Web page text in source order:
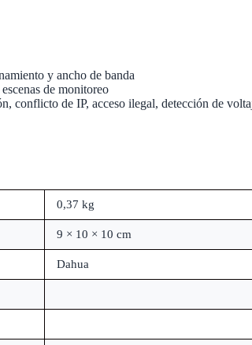
y ancho de banda
de monitoreo
conflicto de IP, acceso ilegal, detección de
0,37 kg
9 × 10 × 10 cm
Dahua